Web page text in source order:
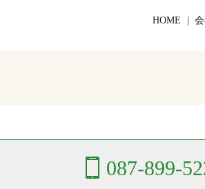
087-899-
HOME